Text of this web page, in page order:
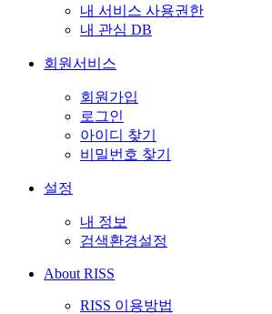
내 서비스 사용권한
내 관심 DB
회원서비스
회원가입
로그인
아이디 찾기
비밀번호 찾기
설정
내 정보
검색환경설정
About RISS
RISS 이용방법